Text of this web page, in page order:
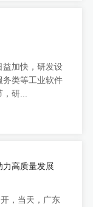
益加快，研发设
务类等工业软件
研...
高质量发展
，当天，广东